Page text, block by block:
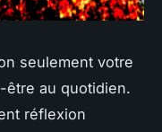
seulement votre
être au quotidien.
réflexion